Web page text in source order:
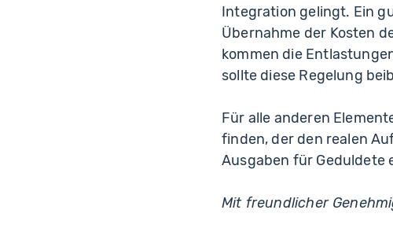
Integration gelingt. Ein
Übernahme der Kosten
kommen die
sollte diese Regelung
Für alle anderen
finden, der den realen
Ausgaben für Geduldete
Mit freundlicher